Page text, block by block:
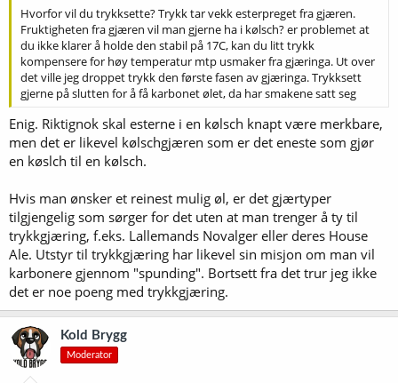
Hvorfor vil du trykksette? Trykk tar vekk esterpreget fra gjæren.
Fruktigheten fra gjæren vil man gjerne ha i kølsch? er problemet at
du ikke klarer å holde den stabil på 17C, kan du litt trykk
kompensere for høy temperatur mtp usmaker fra gjæringa. Ut over
det ville jeg droppet trykk den første fasen av gjæringa. Trykksett
gjerne på slutten for å få karbonet ølet, da har smakene satt seg
Enig. Riktignok skal esterne i en kølsch knapt være merkbare,
men det er likevel kølschgjæren som er det eneste som gjør
en køslch til en kølsch.
Hvis man ønsker et reinest mulig øl, er det gjærtyper
tilgjengelig som sørger for det uten at man trenger å ty til
trykkgjæring, f.eks. Lallemands Novalger eller deres House
Ale. Utstyr til trykkgjæring har likevel sin misjon om man vil
karbonere gjennom "spunding". Bortsett fra det trur jeg ikke
det er noe poeng med trykkgjæring.
Kold Brygg
Moderator